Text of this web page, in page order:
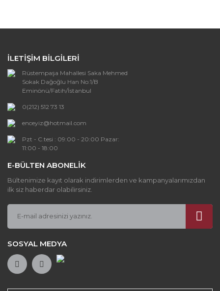
Yorum Yaz
Ürün açıklamasında eksik bilgiler bulunuyor.
Ürün bilgilerinde hatalar bulunuyor.
Ürün fiyatı diğer sitelerden daha pahalı.
Bu ürüne benzer farklı alternatifler olmalı.
İLETİŞİM BİLGİLERİ
Rüstempaşa Mahallesi Saka Mehmed
Sokak Dağoğlu Han No:1/B
Eminönü/Fatih/İstanbul
0(212) 512 73 13
enceyiz@hotmail.com
Pzt - C.tesi : 09:00 - 20:00 Pazar:
11:00 - 18:00
E-BÜLTEN ABONELİK
Bültenimize kayıt olarak indirimlerden ve kampanyalarımızdan
ilk siz haberdar olabilirsiniz.
SOSYAL MEDYA